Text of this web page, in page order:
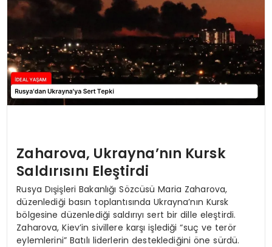
Zaharova, Ukrayna’nın Kursk
Saldırısını Eleştirdi
Rusya Dışişleri Bakanlığı Sözcüsü Maria Zaharova,
düzenlediği basın toplantısında Ukrayna’nın Kursk
bölgesine düzenlediği saldırıyı sert bir dille eleştirdi.
Zaharova, Kiev’in sivillere karşı işlediği “suç ve terör
eylemlerini” Batılı liderlerin desteklediğini öne sürdü.